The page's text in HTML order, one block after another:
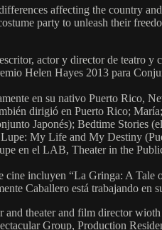
affecting the country
party to unleash their
actor y director de teatro
Helen Hayes 2013 para
en su nativo Puerto Rico,
dirigió en Puerto Rico;
Japonés); Bedtime Stories
My Life and My Destiny
en el LAB, Theater in the
cine incluyen “La Gringa: A
Caballero está trabajando
and theater and film director
Group, Production